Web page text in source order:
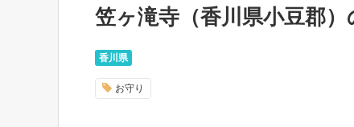
笠ヶ滝寺（香川県小豆郡）
香川県
お守り